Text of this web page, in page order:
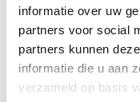
informatie over uw
partners voor social
partners kunnen
informatie die u aan
verzameld op basis